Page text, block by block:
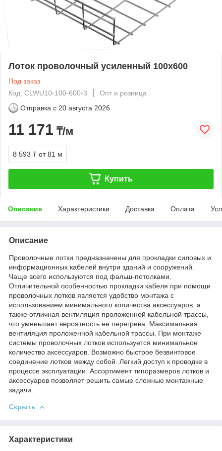
Лоток проволочный усиленный 100х600
Под заказ
Код: CLWU10-100-600-3
Опт и розница
Отправка с 20 августа 2026
11 171 ₸/м
8 593 ₸ от 81 м
Купить
Описание Характеристики Доставка Оплата
Описание
Проволочные лотки предназначены для прокладки силовых и
информационных кабелей внутри зданий и сооружений.
Чаще всего используются под фальш-потолками.
Отличительной особенностью прокладки кабеля при помощи
проволочных лотков является удобство монтажа с
использованием минимального количества аксессуаров, а
также отличная вентиляция проложенной кабельной трассы,
что уменьшает вероятность ее перегрева. Максимальная
вентиляция проложенной кабельной трассы. При монтаже
системы проволочных лотков используется минимальное
количество аксессуаров. Возможно быстрое безвинтовое
соединение лотков между собой. Легкий доступ к проводке в
процессе эксплуатации. Ассортимент типоразмеров лотков и
аксессуаров позволяет решить самые сложные монтажные
задачи.
Скрыть
Характеристики